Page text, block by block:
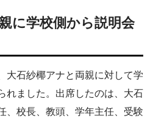
に学校側から説明会
大石紗椰アナと両親に対して学
れました。出席したのは、大石
、校長、教頭、学年主任、受験